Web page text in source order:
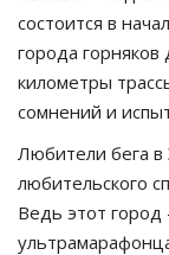
состоится в
города горняков
километры
сомнений и
Любители бега в
любительского
Ведь этот город